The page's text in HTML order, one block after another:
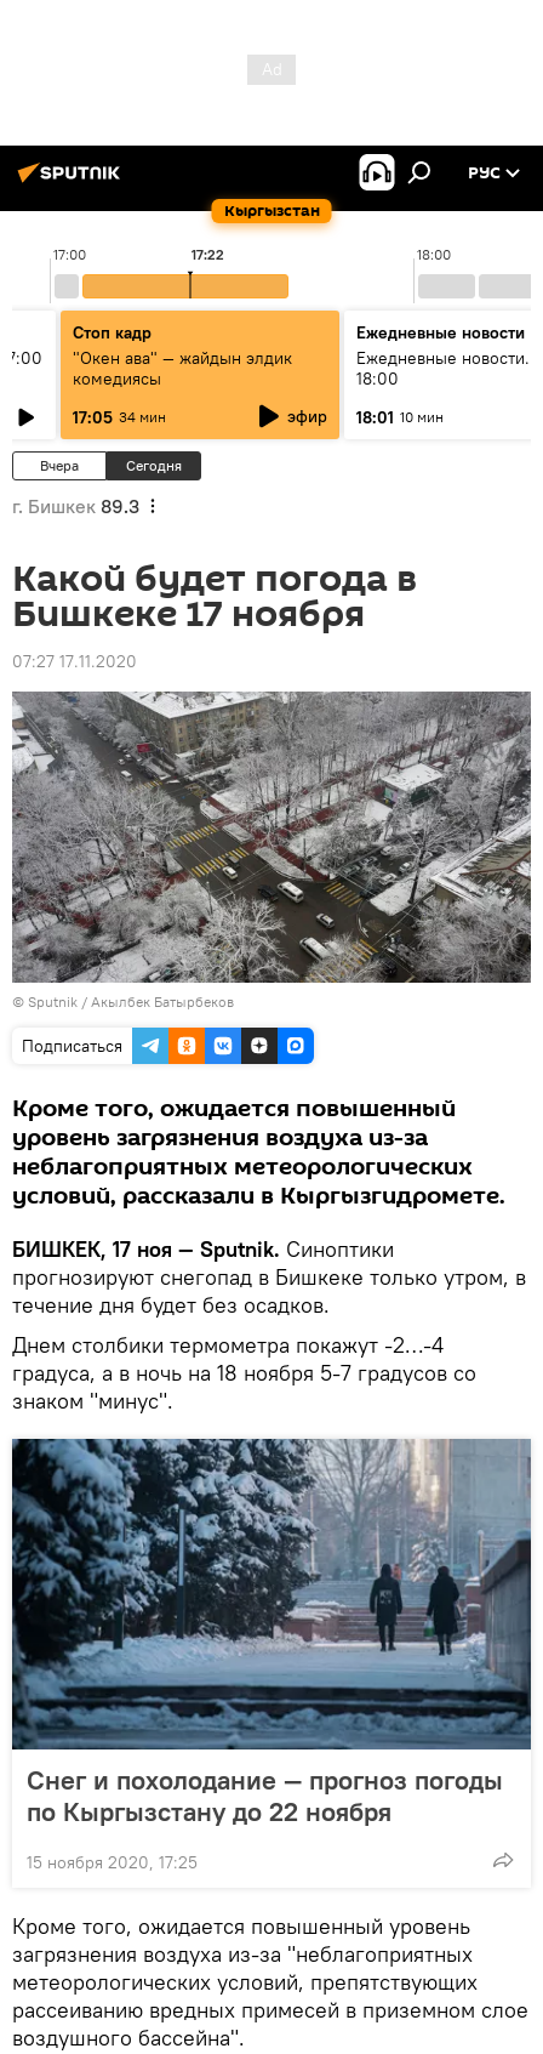
Кыргызстан
РУС
17:00 18:00
17:22
Стоп кадр
"Окен ава" — жайдын элдик
комедиясы
17:05 34 мин эфир
Ежедневные новости
Ежедневные новости.
18:00
18:01 10 мин
Вчера Сегодня
г. Бишкек 89.3
Какой будет погода в
Бишкеке 17 ноября
07:27 17.11.2020
© Sputnik / Акылбек Батырбеков
Подписаться
Кроме того, ожидается повышенный
уровень загрязнения воздуха из-за
неблагоприятных метеорологических
условий, рассказали в Кыргызгидромете.
БИШКЕК, 17 ноя — Sputnik. Синоптики
прогнозируют снегопад в Бишкеке только утром, в
течение дня будет без осадков.
Днем столбики термометра покажут -2…-4
градуса, а в ночь на 18 ноября 5-7 градусов со
знаком "минус".
Снег и похолодание — прогноз погоды
по Кыргызстану до 22 ноября
15 ноября 2020, 17:25
Кроме того, ожидается повышенный уровень
загрязнения воздуха из-за "неблагоприятных
метеорологических условий, препятствующих
рассеиванию вредных примесей в приземном слое
воздушного бассейна".